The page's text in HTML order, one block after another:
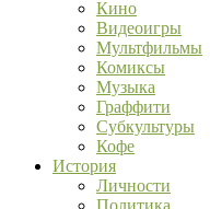
Кино
Видеоигры
Мультфильмы
Комиксы
Музыка
Граффити
Субкультуры
Кофе
История
Личности
Политика